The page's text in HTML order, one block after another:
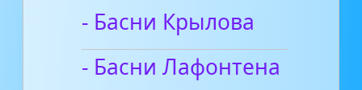
- Басни Крылова
- Басни Лафонтена